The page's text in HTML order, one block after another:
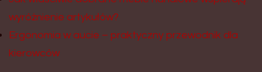
wyróżnienie artykułów?
Ergonomia w aucie – praktyczny przewodnik dla
kierowców